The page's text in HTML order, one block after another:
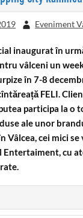
Eveniment
inaugurat în
vâlceni un
în 7-8
FELI.
participa la o
ale unor
Vâlcea, cei mici
Entertaiment, cu